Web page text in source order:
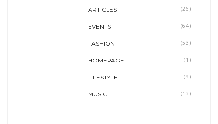
ARTICLES (26)
EVENTS (64)
FASHION (53)
HOMEPAGE (1)
LIFESTYLE (9)
MUSIC (13)